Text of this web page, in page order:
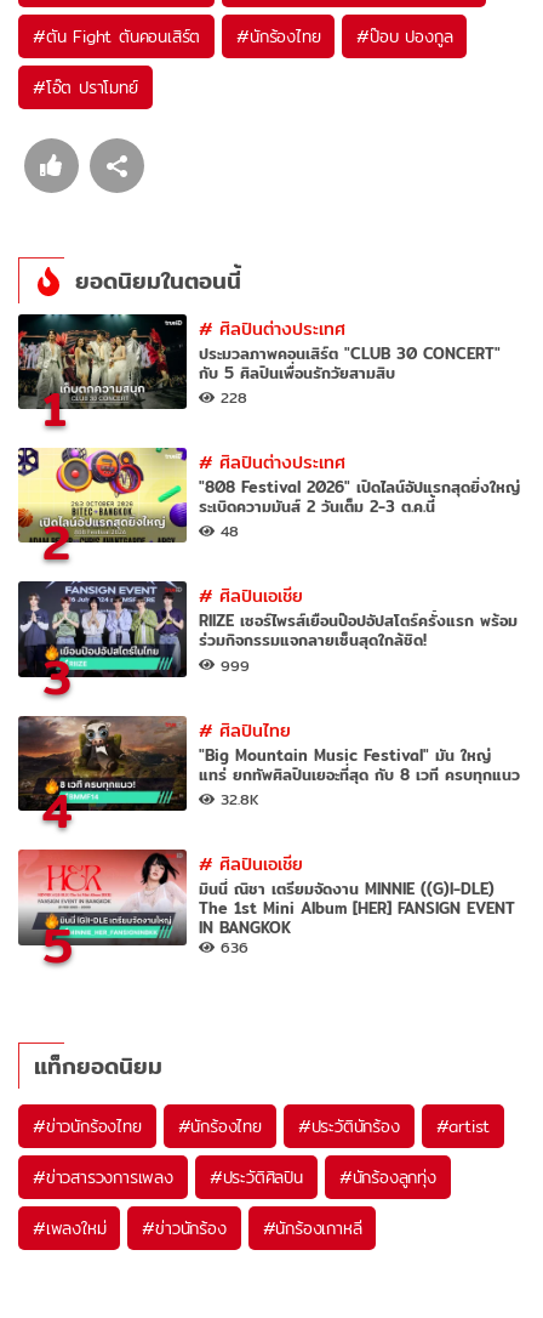
#ตัน Fight ตันคอนเสิร์ต #นักร้องไทย #ป๊อบ ปองกูล
#โอ๊ต ปราโมทย์
ยอดนิยมในตอนนี้
1
#ศิลปินต่างประเทศ
ประมวลภาพคอนเสิร์ต "CLUB 30 CONCERT"
กับ 5 ศิลปินเพื่อนรักวัยสามสิบ
228
2
#ศิลปินต่างประเทศ
"808 Festival 2026" เปิดไลน์อัปแรกสุดยิ่งใหญ่
ระเบิดความมันส์ 2 วันเต็ม 2-3 ต.ค.นี้
48
3
#ศิลปินเอเชีย
RIIZE เซอร์ไพรส์เยือนป๊อปอัปสโตร์ครั้งแรก พร้อม
ร่วมกิจกรรมแจกลายเซ็นสุดใกล้ชิด!
999
4
#ศิลปินไทย
"Big Mountain Music Festival" มัน ใหญ่
แทร่ ยกทัพศิลปินเยอะที่สุด กับ 8 เวที ครบทุกแนว
32.8K
5
#ศิลปินเอเชีย
มินนี่ ณิชา เตรียมจัดงาน MINNIE ((G)I-DLE)
The 1st Mini Album [HER] FANSIGN EVENT
IN BANGKOK
636
แท็กยอดนิยม
#ข่าวนักร้องไทย #นักร้องไทย #ประวัตินักร้อง #artist
#ข่าวสารวงการเพลง #ประวัติศิลปิน #นักร้องลูกทุ่ง
#เพลงใหม่ #ข่าวนักร้อง #นักร้องเกาหลี